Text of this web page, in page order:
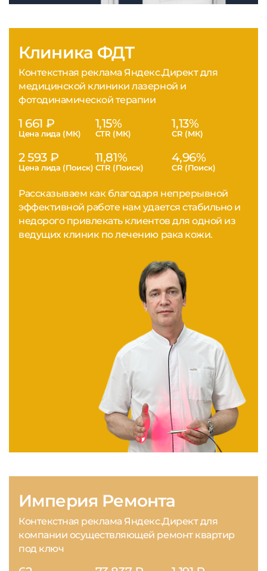
Империя Ремонта
Контекстная реклама Яндекс.Директ для
компании осуществляющей ремонт квартир
под ключ
Клиника ФДТ
Контекстная реклама Яндекс.Директ для
медицинской клиники лазерной и
фотодинамической терапии
1 661 ₽
Цена лида (МК)
1,15%
CTR (МК)
1,13%
CR (МК)
2 593 ₽
Цена лида (Поиск)
11,81%
CTR (Поиск)
4,96%
CR (Поиск)
Рассказываем как благодаря непрерывной
эффективной работе нам удается стабильно и
недорого привлекать клиентов для одной из
ведущих клиник по лечению рака кожи.